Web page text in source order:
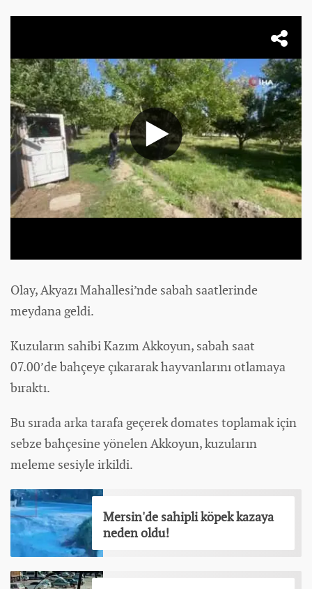
Olay, Akyazı Mahallesi’nde sabah saatlerinde
meydana geldi.
Kuzuların sahibi Kazım Akkoyun, sabah saat
07.00’de bahçeye çıkararak hayvanlarını otlamaya
bıraktı.
Bu sırada arka tarafa geçerek domates toplamak için
sebze bahçesine yönelen Akkoyun, kuzuların
meleme sesiyle irkildi.
Mersin'de sahipli köpek kazaya
neden oldu!